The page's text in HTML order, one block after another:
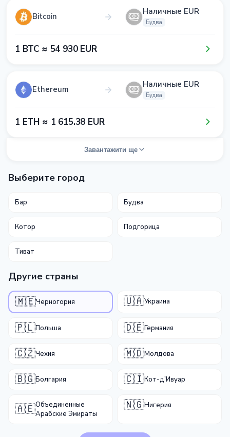
Bitcoin Наличные EUR
Будва
1​ BTC ≈ 5​4​ 9​3​0​ EUR
Ethereum Наличные EUR
Будва
1​ ETH ≈ 1​ 6​1​5​.3​8​ EUR
Завантажити ще
Выберите город
Бар Будва
Котор Подгорица
Тиват
Другие страны
🇲🇪Черногория 🇺🇦Украина
🇵🇱Польша 🇩🇪Германия
🇨🇿Чехия 🇲🇩Молдова
🇧🇬Болгария 🇨🇮Кот-д'Ивуар
🇦🇪Объединенные
Арабские Эмираты
🇳🇬Нигерия